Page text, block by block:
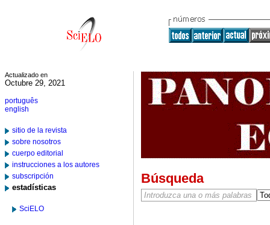
Actualizado en
Octubre 29, 2021
português
english
sitio de la revista
sobre nosotros
cuerpo editorial
instrucciones a los autores
subscripción
estadísticas
SciELO
Búsqueda